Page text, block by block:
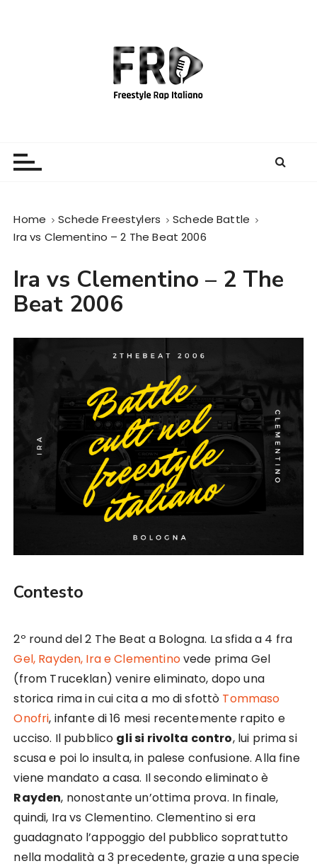
Home Schede Freestylers
Schede Battle
Ira vs Clementino – 2 The Beat 2006
Ira vs Clementino – 2 The
Beat 2006
Contesto
2º round del 2 The Beat a Bologna. La sfida a 4 fra
Gel, Rayden, Ira e Clementinovede prima Gel
(from Truceklan) venire eliminato, dopo una
storica rima in cui cita a mo di sfottò Tommaso
Onofri, infante di 16 mesi recentemente rapito e
ucciso. Il pubblico gli si rivolta contro, lui prima si
scusa e poi lo insulta, in palese confusione. Alla fine
viene mandato a casa. Il secondo eliminato è
Rayden, nonostante un’ottima prova. In finale,
quindi, Ira vs Clementino. Clementino si era
guadagnato l’appoggio del pubblico soprattutto
nella modalità a 3 precedente, grazie a una specie